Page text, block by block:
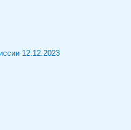
12.12.2023